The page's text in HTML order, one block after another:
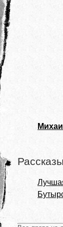
Рассказы